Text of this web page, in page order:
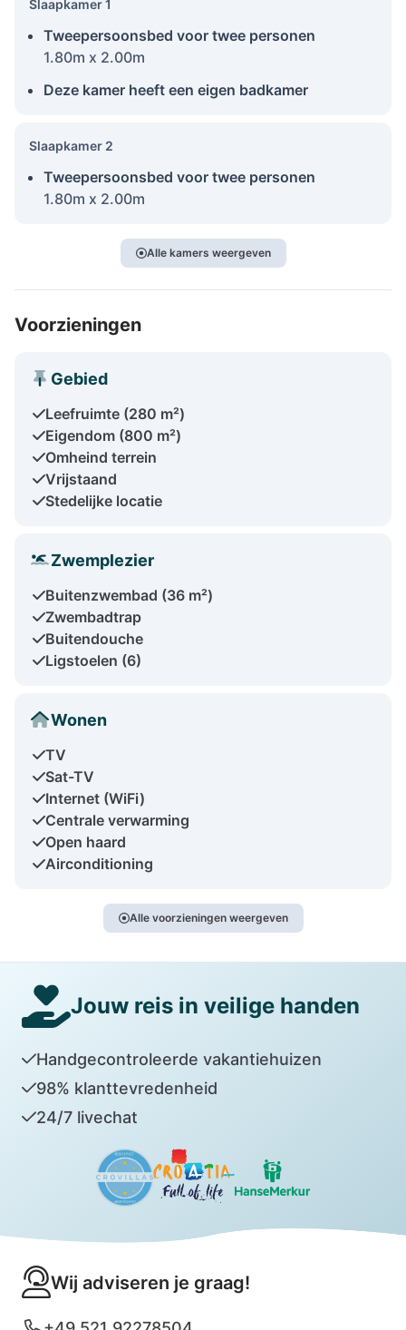
Slaapkamer 1
Tweepersoonsbed voor twee personen
1.80m x 2.00m
Deze kamer heeft een eigen badkamer
Slaapkamer 2
Tweepersoonsbed voor twee personen
1.80m x 2.00m
Alle kamers weergeven
Voorzieningen
Gebied
Leefruimte (280 m²)
Eigendom (800 m²)
Omheind terrein
Vrijstaand
Stedelijke locatie
Zwemplezier
Buitenzwembad (36 m²)
Zwembadtrap
Buitendouche
Ligstoelen (6)
Wonen
TV
Sat-TV
Internet (WiFi)
Centrale verwarming
Open haard
Airconditioning
Alle voorzieningen weergeven
Jouw reis in veilige handen
Handgecontroleerde vakantiehuizen
98% klanttevredenheid
24/7 livechat
Wij adviseren je graag!